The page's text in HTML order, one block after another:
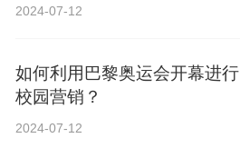
2024-07-12
如何利用巴黎奥运会开幕进行
校园营销？
2024-07-12